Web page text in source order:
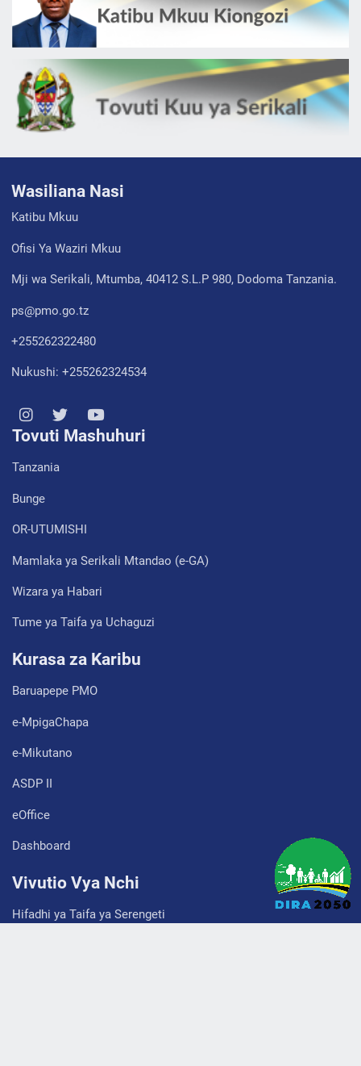
Wasiliana Nasi
Katibu Mkuu
Ofisi Ya Waziri Mkuu
Mji wa Serikali, Mtumba, 40412 S.L.P 980, Dodoma Tanzania.
ps@pmo.go.tz
+255262322480
Nukushi: +255262324534
Tovuti Mashuhuri
Tanzania
Bunge
OR-UTUMISHI
Mamlaka ya Serikali Mtandao (e-GA)
Wizara ya Habari
Tume ya Taifa ya Uchaguzi
Kurasa za Karibu
Baruapepe PMO
e-MpigaChapa
e-Mikutano
ASDP II
eOffice
Dashboard
Vivutio Vya Nchi
Hifadhi ya Taifa ya Serengeti